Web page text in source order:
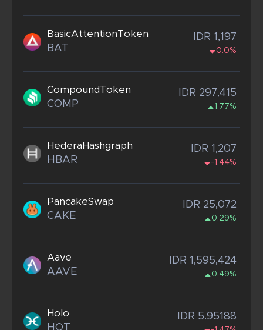
BasicAttentionToken
BAT
IDR 1,197
0.0%
CompoundToken
COMP
IDR 297,415
1.77%
HederaHashgraph
HBAR
IDR 1,207
-1.44%
PancakeSwap
CAKE
IDR 25,072
0.29%
Aave
AAVE
IDR 1,595,424
0.49%
Holo
HOT
IDR 5.95188